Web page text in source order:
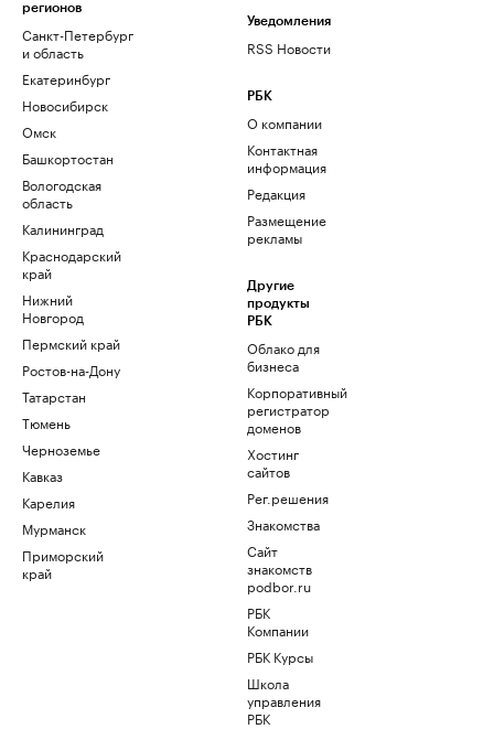
регионов
Санкт-Петербург
и область
Екатеринбург
Новосибирск
Омск
Башкортостан
Вологодская
область
Калининград
Краснодарский
край
Нижний
Новгород
Пермский край
Ростов-на-Дону
Татарстан
Тюмень
Черноземье
Кавказ
Карелия
Мурманск
Приморский
край
Уведомления
RSS Новости
РБК
О компании
Контактная
информация
Редакция
Размещение
рекламы
Другие
продукты
РБК
Облако для
бизнеса
Корпоративный
регистратор
доменов
Хостинг
сайтов
Рег.решения
Знакомства
Сайт
знакомств
podbor.ru
РБК
Компании
РБК Курсы
Школа
управления
РБК